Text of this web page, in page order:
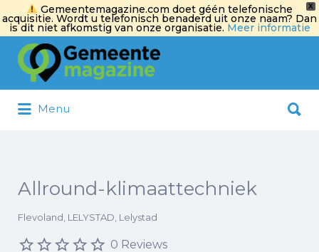
X
Gemeentemagazine.com doet géén telefonische
acquisitie. Wordt u telefonisch benaderd uit onze naam? Dan
is dit niet afkomstig van onze organisatie. Meer informatie
Zoek
naar:
Menu
naar:
Allround-klimaattechniek
Flevoland, LELYSTAD, Lelystad
0 Reviews